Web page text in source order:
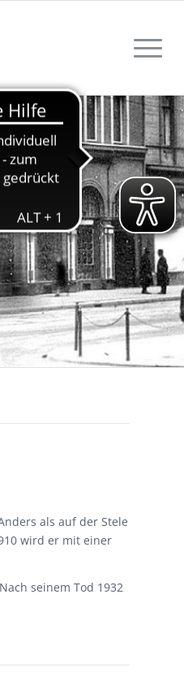
als auf der Stele
wird er mit einer
seinem Tod 1932